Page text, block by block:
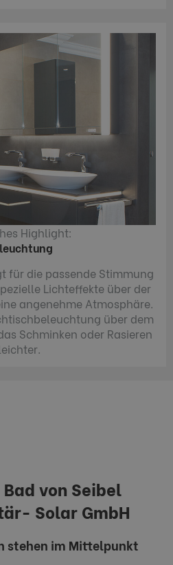
Highlight:
für die passende Stimmung
Lichteffekte über der
angenehme Atmosphäre.
über dem
Schminken oder Rasieren
von Seibel
Solar GmbH
stehen im Mittelpunkt